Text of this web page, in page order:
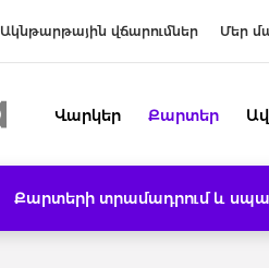
Ակնթարթային վճարումներ Մեր
Վարկեր Քարտեր
Քարտերի տրամադրում և